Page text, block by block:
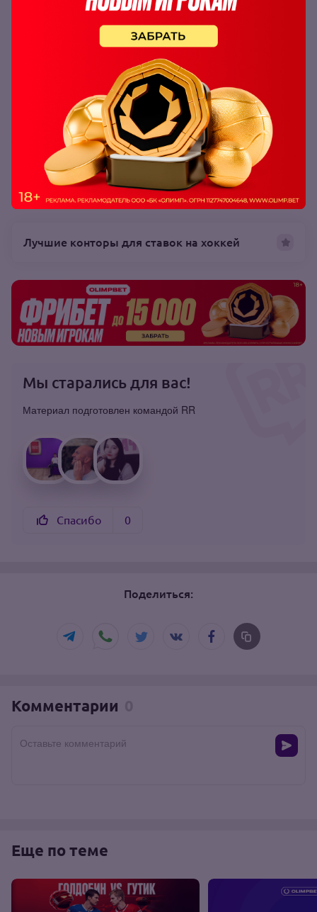
коэффициент: 1.93
Читайте также:
Лучшие конторы для ставок на хоккей
Мы старались для вас!
Материал подготовлен командой RR
Спасибо 0
Поделиться:
Комментарии
Оставьте комментарий
Еще по теме